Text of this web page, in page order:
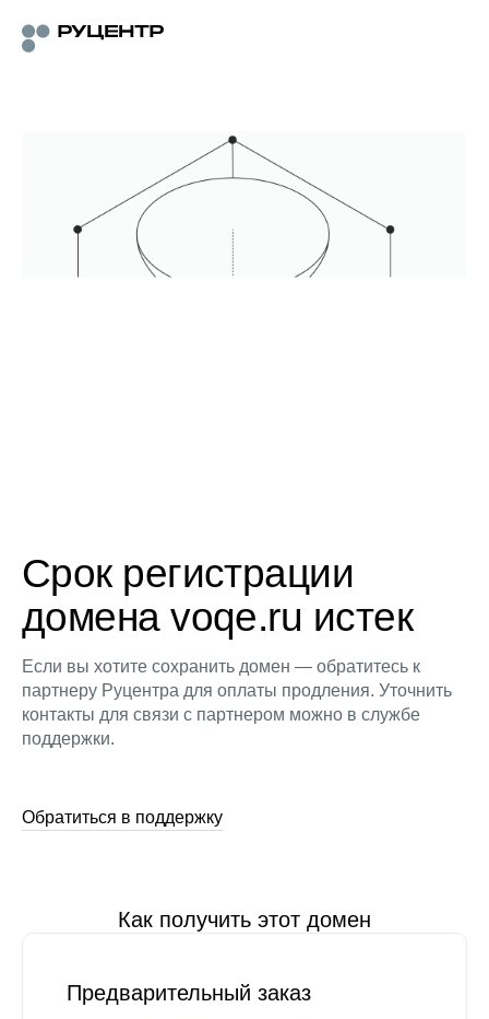
Срок регистрации
домена voqe.ru истек
Если вы хотите сохранить домен — обратитесь к
партнеру Руцентра для оплаты продления. Уточнить
контакты для связи с партнером можно в службе
поддержки.
Обратиться в поддержку
Как получить этот домен
Предварительный заказ